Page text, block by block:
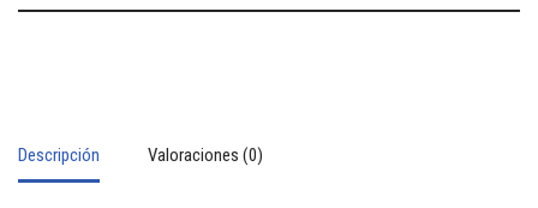
Descripción Valoraciones (0)